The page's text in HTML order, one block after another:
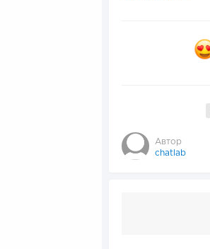
Автор
chatlab